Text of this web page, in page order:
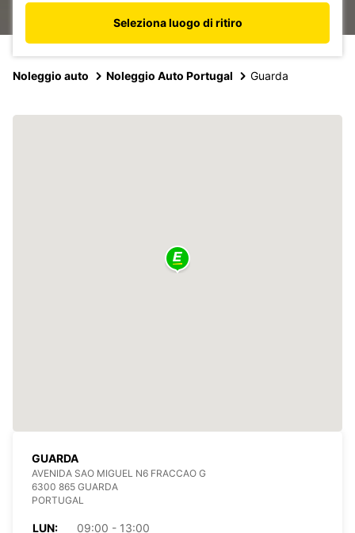
Seleziona luogo di ritiro
Noleggio auto Noleggio Auto Portugal Guarda
GUARDA
AVENIDA SAO MIGUEL N6 FRACCAO G
6300 865 GUARDA
PORTUGAL
LUN:
09:00 - 13:00